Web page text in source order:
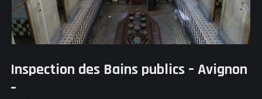
Inspection des Bains publics – Avignon
–